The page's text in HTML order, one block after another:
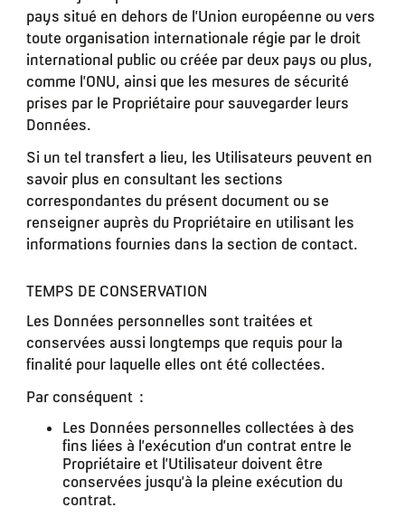
pays situé en dehors de l’Union européenne ou vers
toute organisation internationale régie par le droit
international public ou créée par deux pays ou plus,
comme l’ONU, ainsi que les mesures de sécurité
prises par le Propriétaire pour sauvegarder leurs
Données.
Si un tel transfert a lieu, les Utilisateurs peuvent en
savoir plus en consultant les sections
correspondantes du présent document ou se
renseigner auprès du Propriétaire en utilisant les
informations fournies dans la section de contact.
TEMPS DE CONSERVATION
Les Données personnelles sont traitées et
conservées aussi longtemps que requis pour la
finalité pour laquelle elles ont été collectées.
Par conséquent :
Les Données personnelles collectées à des
fins liées à l’exécution d’un contrat entre le
Propriétaire et l’Utilisateur doivent être
conservées jusqu’à la pleine exécution du
contrat.